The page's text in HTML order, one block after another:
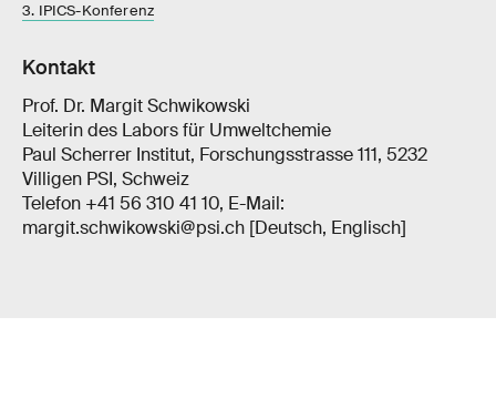
3. IPICS-Konferenz
Kontakt
Prof. Dr. Margit Schwikowski
Leiterin des Labors für Umweltchemie
Paul Scherrer Institut, Forschungsstrasse 111, 5232
Villigen PSI, Schweiz
Telefon +41 56 310 41 10, E-Mail:
margit.schwikowski@psi.ch [Deutsch, Englisch]